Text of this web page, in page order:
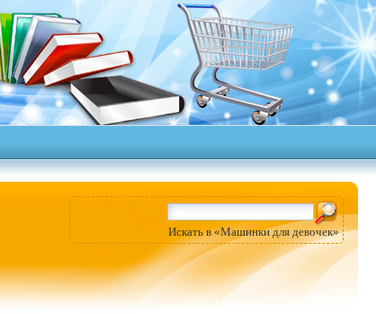
Искать в «Машинки для девочек»